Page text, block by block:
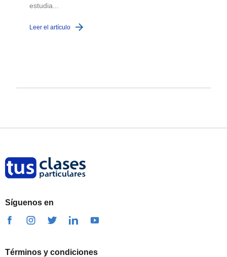
estudia...
Leer el artículo
Síguenos en
Términos y condiciones